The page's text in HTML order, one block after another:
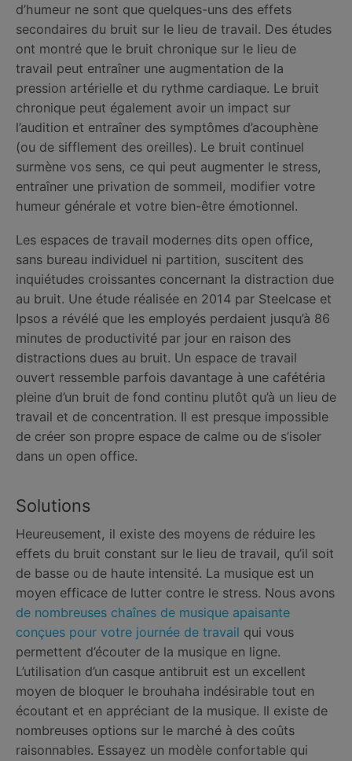
d’humeur ne sont que quelques-uns des effets
secondaires du bruit sur le lieu de travail. Des études
ont montré que le bruit chronique sur le lieu de
travail peut entraîner une augmentation de la
pression artérielle et du rythme cardiaque. Le bruit
chronique peut également avoir un impact sur
l’audition et entraîner des symptômes d’acouphène
(ou de sifflement des oreilles). Le bruit continuel
surmène vos sens, ce qui peut augmenter le stress,
entraîner une privation de sommeil, modifier votre
humeur générale et votre bien-être émotionnel.
Les espaces de travail modernes dits open office,
sans bureau individuel ni partition, suscitent des
inquiétudes croissantes concernant la distraction due
au bruit. Une étude réalisée en 2014 par Steelcase et
Ipsos a révélé que les employés perdaient jusqu’à 86
minutes de productivité par jour en raison des
distractions dues au bruit. Un espace de travail
ouvert ressemble parfois davantage à une cafétéria
pleine d’un bruit de fond continu plutôt qu’à un lieu de
travail et de concentration. Il est presque impossible
de créer son propre espace de calme ou de s’isoler
dans un open office.
Solutions
Heureusement, il existe des moyens de réduire les
effets du bruit constant sur le lieu de travail, qu’il soit
de basse ou de haute intensité. La musique est un
moyen efficace de lutter contre le stress. Nous avons
de nombreuses chaînes de musique apaisante
conçues pour votre journée de travail qui vous
permettent d’écouter de la musique en ligne.
L’utilisation d’un casque antibruit est un excellent
moyen de bloquer le brouhaha indésirable tout en
écoutant et en appréciant de la musique. Il existe de
nombreuses options sur le marché à des coûts
raisonnables. Essayez un modèle confortable qui